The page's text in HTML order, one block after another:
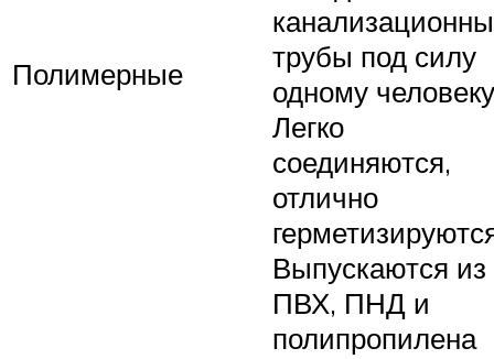
Полимерные
трубы под силу
одному
Легко
соединяются,
отлично
Выпускаются из
ПВХ, ПНД и
полипропилена